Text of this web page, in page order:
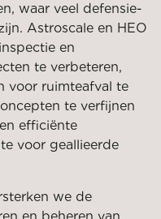
waar veel defensie-
Astroscale en HEO
en
te verbeteren,
voor ruimteafval te
te verfijnen
efficiënte
voor geallieerde
we de